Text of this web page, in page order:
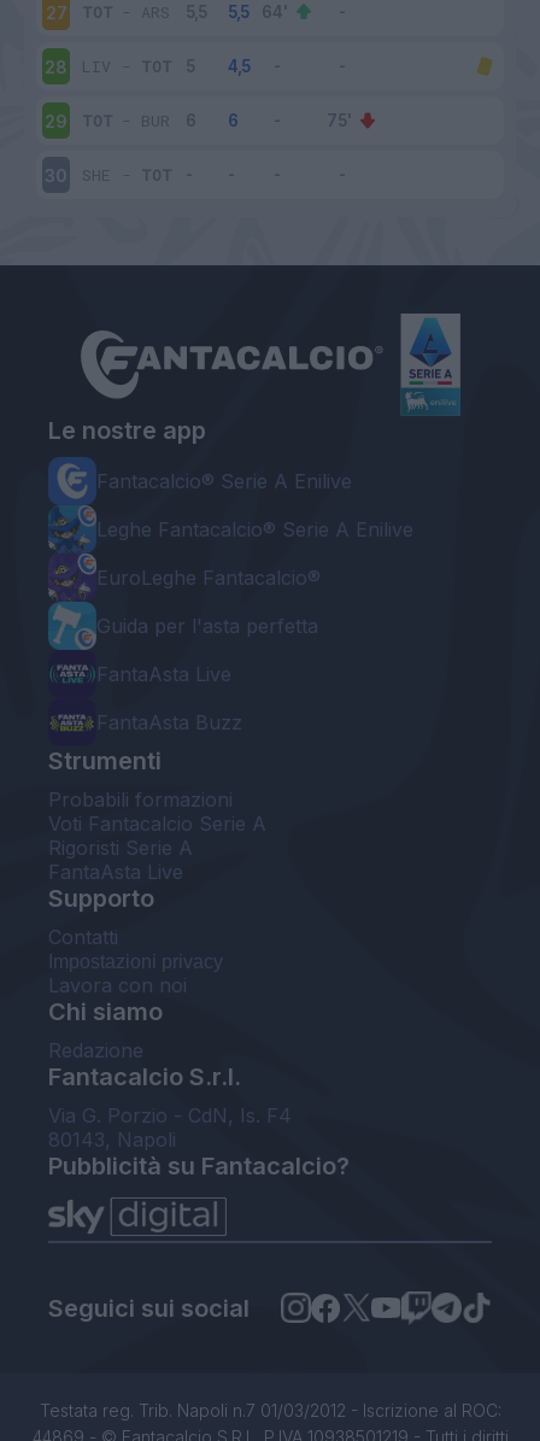
27 TOT - ARS
28 LIV - TOT
29 TOT - BUR
30 SHE - TOT
Le nostre app
Fantacalcio® Serie A Enilive
Leghe Fantacalcio® Serie A Enilive
EuroLeghe Fantacalcio®
Guida per l'asta perfetta
FantaAsta Live
FantaAsta Buzz
Strumenti
Probabili formazioni
Voti Fantacalcio Serie A
Rigoristi Serie A
FantaAsta Live
Supporto
Contatti
Impostazioni privacy
Lavora con noi
Chi siamo
Redazione
Fantacalcio S.r.l.
Via G. Porzio - CdN, Is. F4
80143, Napoli
Pubblicità su Fantacalcio?
Seguici sui social
Testata reg. Trib. Napoli n.7 01/03/2012 - Iscrizione al ROC:
44869 - © Fantacalcio S.R.L. P.IVA 10938501219 - Tutti i diritti